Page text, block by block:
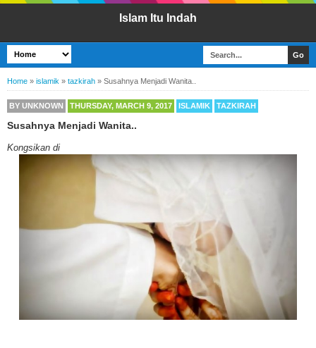
Islam Itu Indah
Home » islamik » tazkirah » Susahnya Menjadi Wanita..
BY UNKNOWN THURSDAY, MARCH 9, 2017 ISLAMIK TAZKIRAH
Susahnya Menjadi Wanita..
Kongsikan di